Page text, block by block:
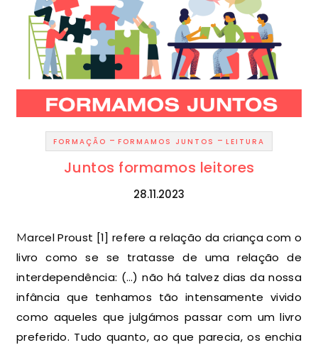
FORMAÇÃO - FORMAMOS JUNTOS - LEITURA
Juntos formamos leitores
28.11.2023
Marcel Proust [1] refere a relação da criança com o
livro como se se tratasse de uma relação de
interdependência: (…) não há talvez dias da nossa
infância que tenhamos tão intensamente vivido
como aqueles que julgámos passar com um livro
preferido. Tudo quanto, ao que parecia, os enchia